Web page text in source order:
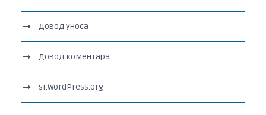
Довод уноса
Довод коментара
sr.WordPress.org